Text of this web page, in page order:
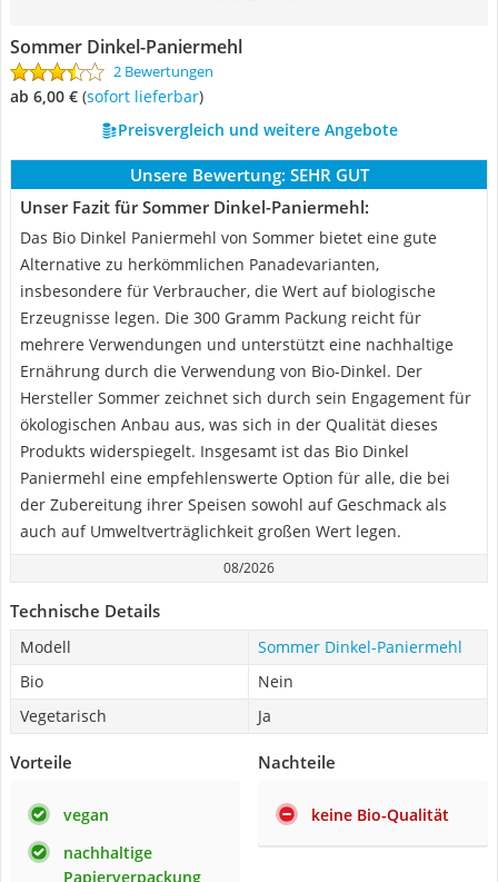
Sommer Dinkel-Paniermehl
2 Bewertungen
ab 6,00 € ( Sofort lieferbar)
Preisvergleich und weitere Angebote
Unsere Bewertung: SEHR GUT
Unser Fazit für Sommer Dinkel-Paniermehl:
Das Bio Dinkel Paniermehl von Sommer bietet eine gute
Alternative zu herkömmlichen Panadevarianten,
insbesondere für Verbraucher, die Wert auf biologische
Erzeugnisse legen. Die 300 Gramm Packung reicht für
mehrere Verwendungen und unterstützt eine nachhaltige
Ernährung durch die Verwendung von Bio-Dinkel. Der
Hersteller Sommer zeichnet sich durch sein Engagement für
ökologischen Anbau aus, was sich in der Qualität dieses
Produkts widerspiegelt. Insgesamt ist das Bio Dinkel
Paniermehl eine empfehlenswerte Option für alle, die bei
der Zubereitung ihrer Speisen sowohl auf Geschmack als
auch auf Umweltverträglichkeit großen Wert legen.
08/2026
Technische Details
Modell
Sommer Dinkel-Paniermehl
Bio
Nein
Vegetarisch
Ja
Vorteile
vegan
nachhaltige
Papierverpackung
Nachteile
keine Bio-Qualität